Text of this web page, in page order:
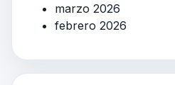
marzo 2026
febrero 2026